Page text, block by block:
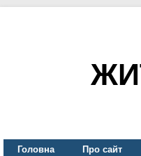
Головна Про сайт